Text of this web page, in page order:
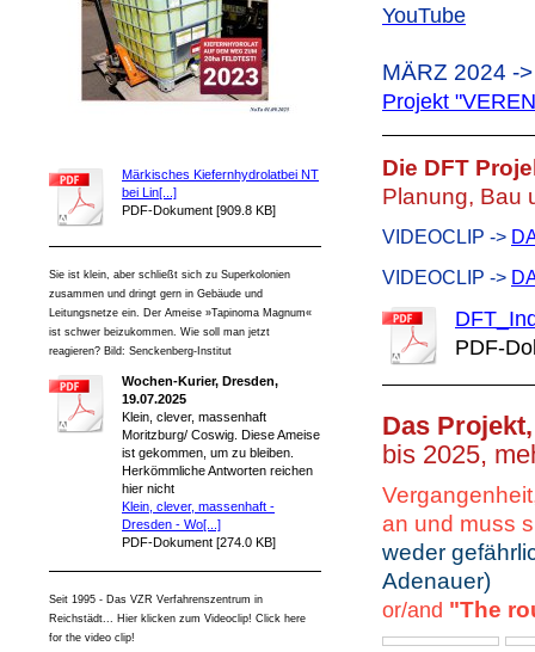
Märkisches Kiefernhydrolatbei NT
bei Lin[...]
PDF-Dokument [909.8 KB]
Sie ist klein, aber schließt sich zu Superkolonien
zusammen und dringt gern in Gebäude und
Leitungsnetze ein. Der Ameise »Tapinoma Magnum«
ist schwer beizukommen. Wie soll man jetzt
reagieren? Bild: Senckenberg-Institut
Wochen-Kurier, Dresden,
19.07.2025
Klein, clever, massenhaft
Moritzburg/ Coswig. Diese Ameise
ist gekommen, um zu bleiben.
Herkömmliche Antworten reichen
hier nicht
Klein, clever, massenhaft -
Dresden - Wo[...]
PDF-Dokument [274.0 KB]
Seit 1995 - Das VZR Verfahrenszentrum in
Reichstädt... Hier klicken zum Videoclip! Click here
for the video clip!
YouTube
MÄRZ 2024 ->
Projekt
Die DFT
Planung, Bau
VIDEOCLIP ->
VIDEOCLIP ->
PDF-
Das Projekt,
bis 2025, m
an und muss
weder
Adenauer)
or/and "The